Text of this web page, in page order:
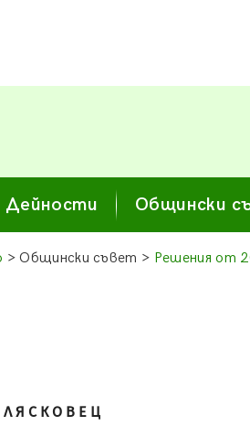
Дейности Общински
> Общински съвет > Решения от